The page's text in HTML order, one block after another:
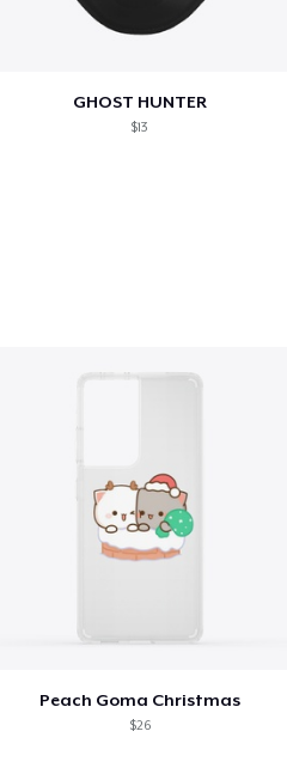
GHOST HUNTER
$13
Peach Goma Christmas
$26